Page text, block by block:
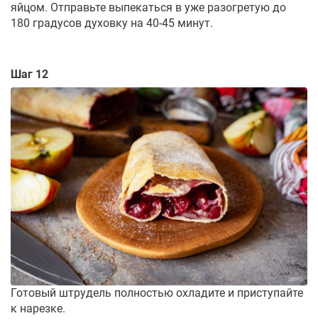
яйцом. Отправьте выпекаться в уже разогретую до
180 градусов духовку на 40-45 минут.
Шаг 12
Готовый штрудель полностью охладите и приступайте
к нарезке.